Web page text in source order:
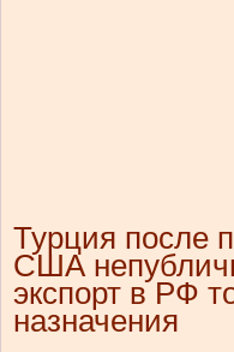
Турция после
США
экспорт в РФ
назначения